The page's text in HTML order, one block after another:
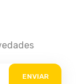
ENVIAR